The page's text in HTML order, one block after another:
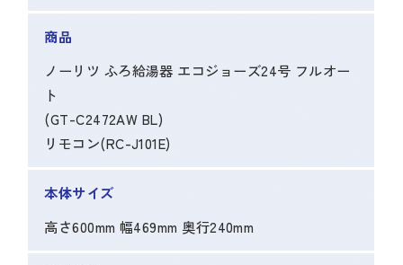
商品
ノーリツ ふろ給湯器 エコジョーズ24号 フルオー
ト
(GT-C2472AW BL)
リモコン(RC-J101E)
本体サイズ
高さ600mm 幅469mm 奥行240mm